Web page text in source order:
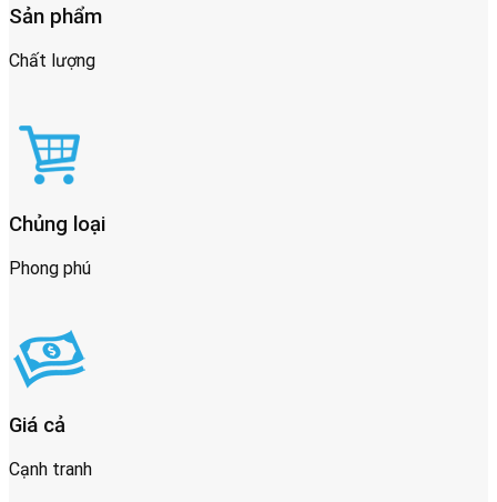
Sản phẩm
Chất lượng
Chủng loại
Phong phú
Giá cả
Cạnh tranh